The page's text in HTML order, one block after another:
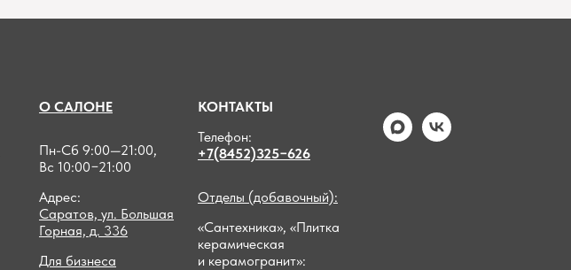
О САЛОНЕ
Пн-Сб 9:00—21:00,
Вс 10:00−21:00
Адрес:
Саратов, ул. Большая
Горная, д. 336
Для бизнеса
КОНТАКТЫ
Телефон:
+7(8452)325−626
Отделы (добавочный):
«Сантехника», «Плитка
керамическая
и керамогранит»: